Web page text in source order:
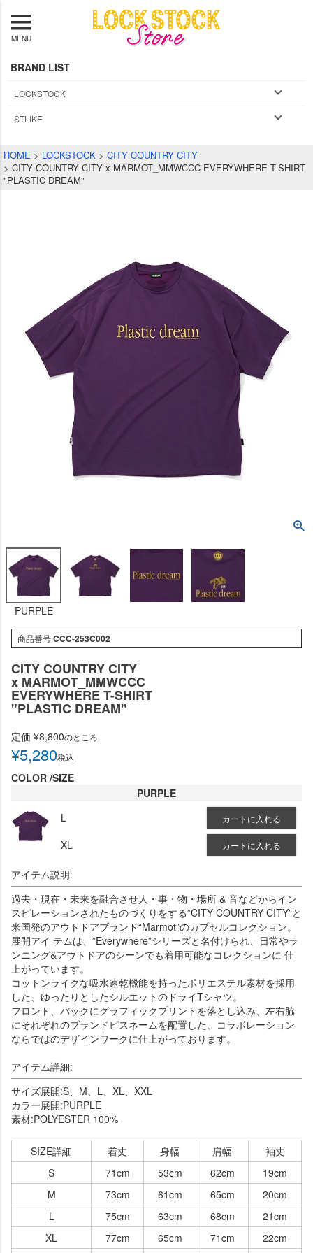
MENU
BRAND LIST
LOCKSTOCK
STLIKE
HOME LOCKSTOCK
CITY COUNTRY CITY
CITY COUNTRY CITY x MARMOT_MMWCCC EVERYWHERE T-SHIRT
"PLASTIC DREAM"
PURPLE
商品番号CCC-253C002
CITY COUNTRY CITY
x MARMOT_MMWCCC
EVERYWHERE T-SHIRT
"PLASTIC DREAM"
定価 ¥8,800のところ
¥5,280税込
COLOR SIZE
PURPLE
L
カートに入れる
XL カートに入れる
アイテム説明:
過去・現在・未来を融合させ人・事・物・場所 & 音などからイン
スピレーションされたものづくりをする”CITY COUNTRY CITY”と
米国発のアウトドアブランド“Marmot”のカプセルコレクション。
展開アイ テムは、”Everywhere”シリーズと名付けられ、日常やラ
ンニング&アウトドアのシーンでも着用可能なコレクションに 仕
上がっています。
コットンライクな吸水速乾機能を持ったポリエステル素材を採用
した、ゆったりとしたシルエットのドライTシャツ。
フロント、バックにグラフィックプリントを落とし込み、左右脇
にそれぞれのブランドピスネームを配置した、コラボレーション
ならではのデザインワークに仕上がっております。
アイテム詳細:
サイズ展開:S、M、L、XL、XXL
カラー展開:PURPLE
素材:POLYESTER 100%
SIZE詳細 着丈 身幅 肩幅
袖丈
S
71cm 53cm 62cm
19cm
M
73cm 61cm 65cm
20cm
L
75cm 63cm 68cm
21cm
XL
77cm 65cm 71cm
22cm